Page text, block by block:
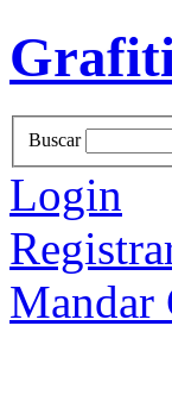
Buscar
Login
Mandar